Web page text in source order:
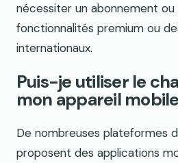
nécessiter un abonnement
fonctionnalités premium ou
internationaux.
Puis-je utiliser le
mon appareil
De nombreuses plateformes
proposent des applications